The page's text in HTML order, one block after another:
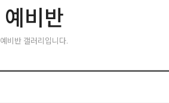
예비반
예비반 갤러리입니다.